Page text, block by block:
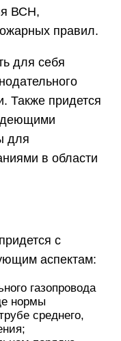
ВСН,
правил.
для себя
Также придется
для
в области
с
аспектам:
газопровода
нормы
среднего,